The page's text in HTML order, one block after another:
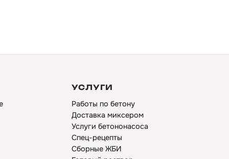
УСЛУГИ
Работы по бетону
Доставка миксером
Услуги бетононасоса
Спец-рецепты
Сборные ЖБИ